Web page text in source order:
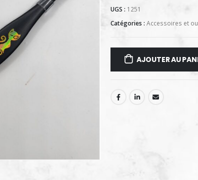
UGS : 1251
Catégories : Accessoires et
AJOUTER AU